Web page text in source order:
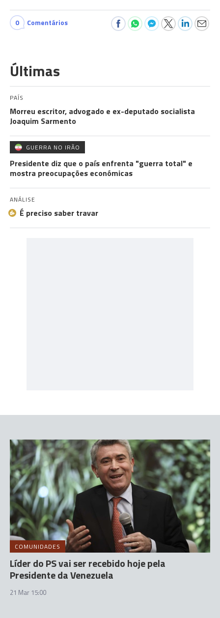
0 Comentários
Últimas
PAÍS
Morreu escritor, advogado e ex-deputado socialista
Joaquim Sarmento
GUERRA NO IRÃO
Presidente diz que o país enfrenta "guerra total" e
mostra preocupações económicas
ANÁLISE
É preciso saber travar
COMUNIDADES
Líder do PS vai ser recebido hoje pela
Presidente da Venezuela
21 Mar 15:00